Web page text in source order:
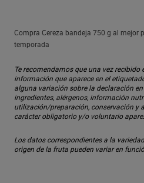
Compra Cereza bandeja 750 g al mejor
temporada
Te recomendamos que una vez
información que aparece en el
alguna variación sobre la declaración
ingredientes, alérgenos, información
utilización/preparación, conservación y
carácter obligatorio y/o voluntario
Los datos correspondientes a la
origen de la fruta pueden variar en